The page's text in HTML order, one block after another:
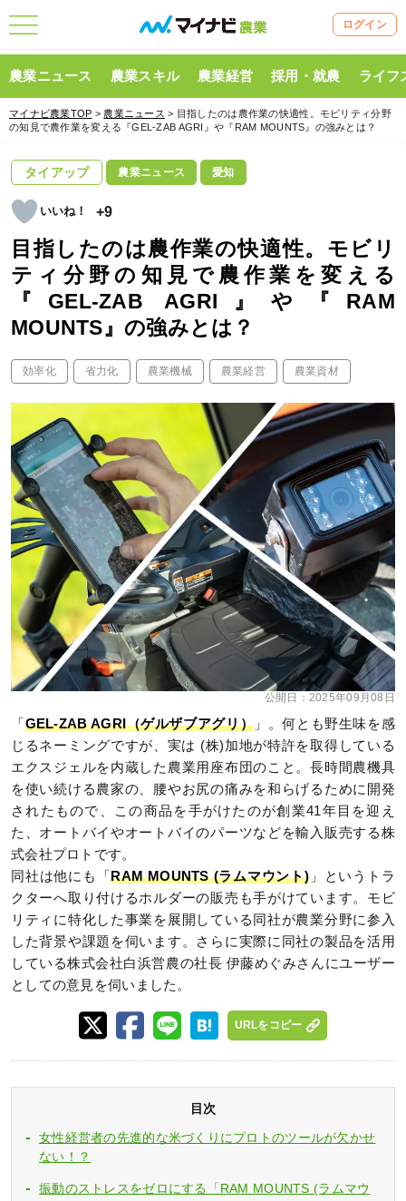
ログイン
農業ニュース 農業スキル 農業経営 採用・就農 ライフ
マイナビ農業TOP > 農業ニュース > 目指したのは農作業の快適性。モビリティ分野
の知見で農作業を変える『GEL-ZAB AGRI』や『RAM MOUNTS』の強みとは？
タイアップ 農業ニュース 愛知
+9
目指したのは農作業の快適性。モビリ
ティ分野の知見で農作業を変える
『GEL-ZAB AGRI』や『RAM
MOUNTS』の強みとは？
効率化 省力化 農業機械 農業経営 農業資材
公開日： 2025年09月08日
「 GEL-ZAB AGRI（ゲルザブアグリ） 」。何とも野生味を感
じるネーミングですが、実は (株)加地が特許を取得している
エクスジェルを内蔵した農業用座布団のこと。長時間農機具
を使い続ける農家の、腰やお尻の痛みを和らげるために開発
されたもので、この商品を手がけたのが創業41年目を迎え
た、オートバイやオートバイのパーツなどを輸入販売する株
式会社プロトです。
同社は他にも「RAM MOUNTS (ラムマウント) 」というトラ
クターへ取り付けるホルダーの販売も手がけています。モビ
リティに特化した事業を展開している同社が農業分野に参入
した背景や課題を伺います。さらに実際に同社の製品を活用
している株式会社白浜営農の社長 伊藤めぐみさんにユーザー
としての意見を伺いました。
URLをコピー
目次
女性経営者の先進的な米づくりにプロトのツールが欠かせ
ない！？
振動のストレスをゼロにする「RAM MOUNTS (ラムマウ